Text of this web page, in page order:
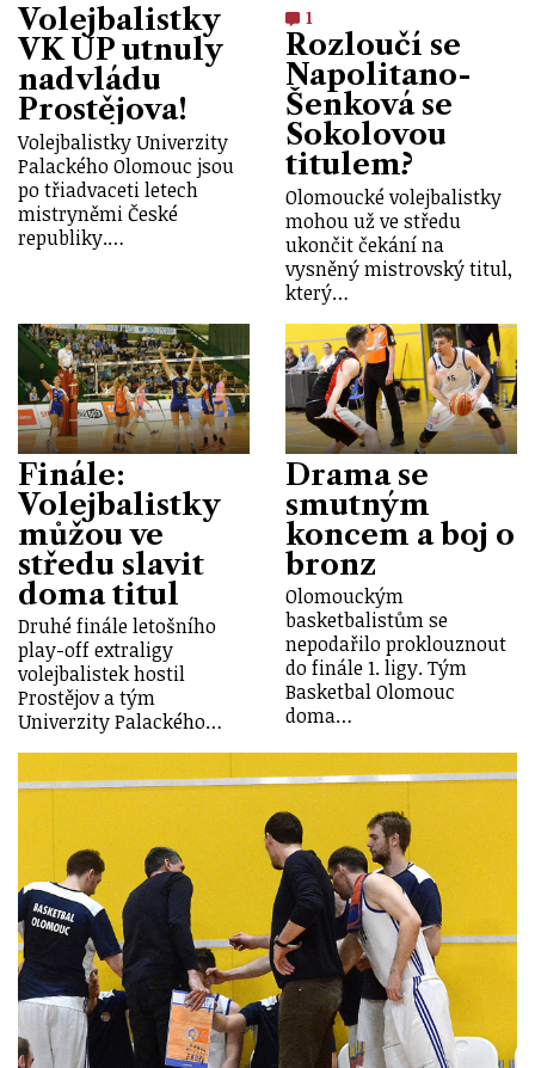
Volejbalistky
VK UP utnuly
nadvládu
Prostějova!
Volejbalistky Univerzity
Palackého Olomouc jsou
po třiadvaceti letech
mistryněmi České
republiky.…
1
Rozloučí se
Napolitano-
Šenková se
Sokolovou
titulem?
Olomoucké volejbalistky
mohou už ve středu
ukončit čekání na
vysněný mistrovský titul,
který…
Finále:
Volejbalistky
můžou ve
středu slavit
doma titul
Druhé finále letošního
play-off extraligy
volejbalistek hostil
Prostějov a tým
Univerzity Palackého…
Drama se
smutným
koncem a boj o
bronz
Olomouckým
basketbalistům se
nepodařilo proklouznout
do finále 1. ligy. Tým
Basketbal Olomouc
doma…